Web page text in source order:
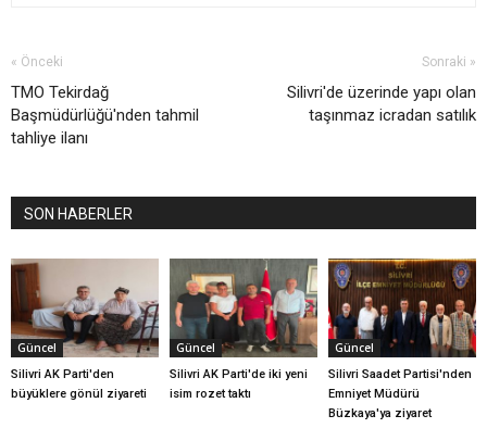
« Önceki
TMO Tekirdağ
Başmüdürlüğü'nden tahmil
tahliye ilanı
Sonraki »
Silivri'de üzerinde yapı olan
taşınmaz icradan satılık
SON HABERLER
Güncel
Silivri AK Parti'den
büyüklere gönül ziyareti
Güncel
Silivri AK Parti'de iki yeni
isim rozet taktı
Güncel
Silivri Saadet Partisi'nden
Emniyet Müdürü
Büzkaya'ya ziyaret